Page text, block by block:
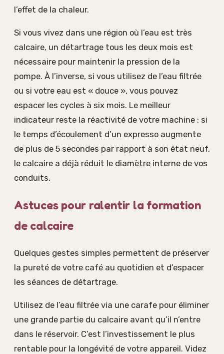
l’effet de la chaleur.
Si vous vivez dans une région où l’eau est très
calcaire, un détartrage tous les deux mois est
nécessaire pour maintenir la pression de la
pompe. À l’inverse, si vous utilisez de l’eau filtrée
ou si votre eau est « douce », vous pouvez
espacer les cycles à six mois. Le meilleur
indicateur reste la réactivité de votre machine : si
le temps d’écoulement d’un expresso augmente
de plus de 5 secondes par rapport à son état neuf,
le calcaire a déjà réduit le diamètre interne de vos
conduits.
Astuces pour ralentir la formation
de calcaire
Quelques gestes simples permettent de préserver
la pureté de votre café au quotidien et d’espacer
les séances de détartrage.
Utilisez de l’eau filtrée via une carafe pour éliminer
une grande partie du calcaire avant qu’il n’entre
dans le réservoir. C’est l’investissement le plus
rentable pour la longévité de votre appareil. Videz